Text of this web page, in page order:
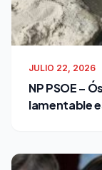
JULIO 22, 2026
NP PSOE –
lamentable